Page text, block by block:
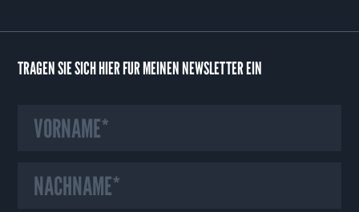
TRAGEN SIE SICH HIER FÜR MEINEN NEWSLETTER EIN